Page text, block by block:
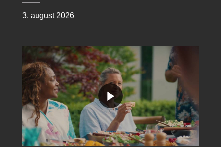
3. august 2026